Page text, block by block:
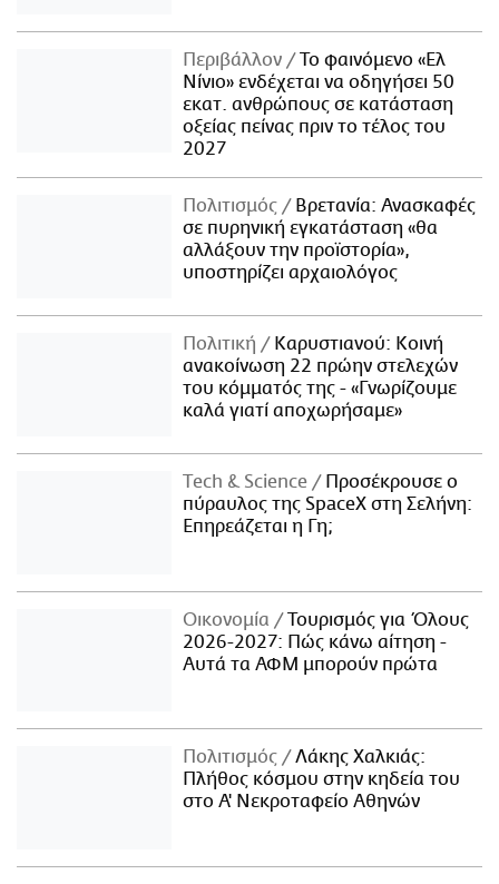
Περιβάλλον
Το φαινόμενο «Ελ
Νίνιο» ενδέχεται να οδηγήσει 50
εκατ. ανθρώπους σε κατάσταση
οξείας πείνας πριν το τέλος του
2027
Πολιτισμός
Βρετανία: Ανασκαφές
σε πυρηνική εγκατάσταση «θα
αλλάξουν την προϊστορία»,
υποστηρίζει αρχαιολόγος
Πολιτική
Καρυστιανού: Κοινή
ανακοίνωση 22 πρώην στελεχών
του κόμματός της - «Γνωρίζουμε
καλά γιατί αποχωρήσαμε»
Τech & Science
Προσέκρουσε ο
πύραυλος της SpaceX στη Σελήνη:
Επηρεάζεται η Γη;
Οικονομία
Τουρισμός για Όλους
2026-2027: Πώς κάνω αίτηση -
Αυτά τα ΑΦΜ μπορούν πρώτα
Πολιτισμός
Λάκης Χαλκιάς:
Πλήθος κόσμου στην κηδεία του
στο Α' Νεκροταφείο Αθηνών